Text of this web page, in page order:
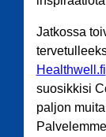
Jatkossa
Healthwell.fi
suosikkisi
paljon